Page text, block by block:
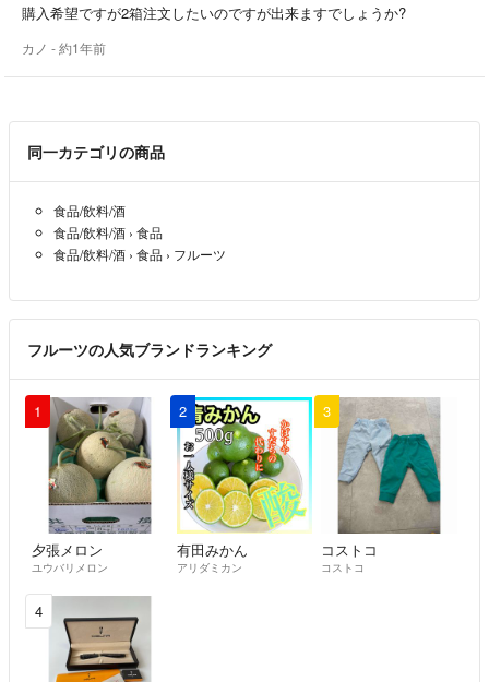
クロネコヤマトさんでの６０サイズでの
ご購入後にクレームならびに
キャンセルはお受けいたしません
それでは皆さま今年もお待ちしております
当店では、はねだし、訳ありの宅配は
消毒してます
お手元に届きましたら 中性洗剤で洗ってから
お召し上がり下さい 宜しくお願い致します
お店は 山梨県北杜市高根町清里にあります
食べてみたくなったら、コメントして下さい
⚠️着払いは、なるべく控えてくださいね
専用の商品を出品させて頂きますよ
ご購入したあと
購入希望ですが2箱注文したいのですが出来ますでしょうか?
カノ - 約1年前
同一カテゴリの商品
食品/飲料/酒
食品/飲料/酒 › 食品
食品/飲料/酒 › 食品 › フルーツ
フルーツの人気ブランドランキング
1
夕張メロン
ユウバリメロン
2
有田みかん
アリダミカン
3
コストコ
コストコ
4